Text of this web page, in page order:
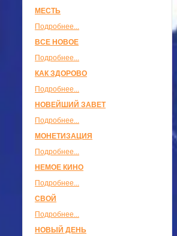
МЕСТЬ
Подробнее...
ВСЕ НОВОЕ
Подробнее...
КАК ЗДОРОВО
Подробнее...
НОВЕЙШИЙ ЗАВЕТ
Подробнее...
МОНЕТИЗАЦИЯ
Подробнее...
НЕМОЕ КИНО
Подробнее...
СВОЙ
Подробнее...
НОВЫЙ ДЕНЬ